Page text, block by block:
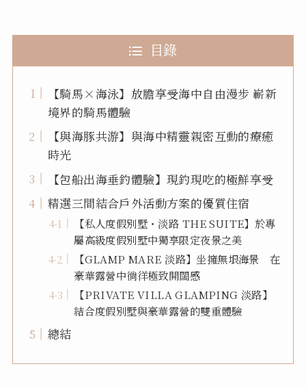
目錄
【騎馬×海泳】放膽享受海中自由漫步 嶄新
境界的騎馬體驗
【與海豚共游】與海中精靈親密互動的療癒
時光
【包船出海垂釣體驗】現釣現吃的極鮮享受
精選三間結合戶外活動方案的優質住宿
【私人度假別墅・淡路 THE SUITE】於專
屬高級度假別墅中獨享限定夜景之美
【GLAMP MARE 淡路】坐擁無垠海景 在
豪華露營中徜徉極致開闊感
【PRIVATE VILLA GLAMPING 淡路】
結合度假別墅與豪華露營的雙重體驗
總結